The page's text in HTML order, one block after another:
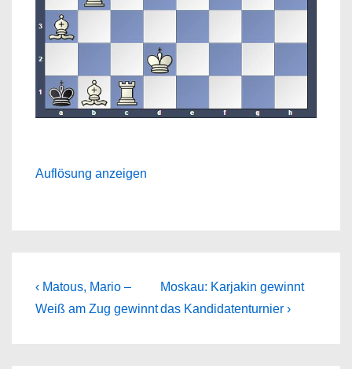
Auflösung anzeigen
Beitragsnavigation
Previous
Post
‹ Matous, Mario –
Weiß am Zug gewinnt
Next
Post
Moskau: Karjakin gewinnt
das Kandidatenturnier ›